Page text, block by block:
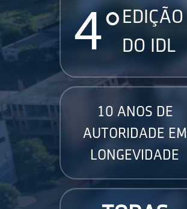
4° EDIÇÃO
DO IDL
10 ANOS DE
AUTORIDADE EM
LONGEVIDADE